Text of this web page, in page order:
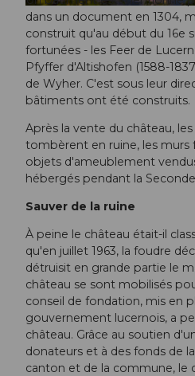
© Priska Ziswiler, Willisau Tourismus | CC-BY-ND
dans un document en 1304,
construit qu'au début du 16e
fortunées - les Feer de
Pfyffer d'Altishofen (1588-
de Wyher. C'est sous leur
bâtiments ont été construits.
Après la vente du château,
tombèrent en ruine, les murs
objets d'ameublement
hébergés pendant la
Sauver de la ruine
À peine le château était-il
qu'en juillet 1963, la foudre
détruisit en grande partie le
château se sont mobilisés
conseil de fondation, mis en
gouvernement lucernois, a
château. Grâce au soutien
donateurs et à des fonds de
canton et de la commune, le